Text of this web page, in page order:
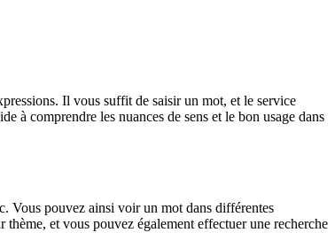
Il vous suffit de saisir un mot, et le service
à comprendre les nuances de sens et le bon usage dans
Vous pouvez ainsi voir un mot dans différentes
et vous pouvez également effectuer une recherche